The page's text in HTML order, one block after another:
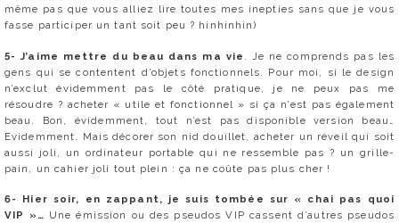
même pas que vous alliez lire toutes mes inepties sans que je vous
fasse participer un tant soit peu ? hinhinhin)
5- J’aime mettre du beau dans ma vie
. Je ne comprends pas les
gens qui se contentent d’objets fonctionnels. Pour moi, si le design
n’exclut évidemment pas le côté pratique, je ne peux pas me
résoudre ? acheter « utile et fonctionnel » si ça n’est pas également
beau. Bon, évidemment, tout n’est pas disponible version beau…
Evidemment. Mais décorer son nid douillet, acheter un réveil qui soit
aussi joli, un ordinateur portable qui ne ressemble pas ? un grille-
pain, un cahier joli tout plein : ça ne coûte pas plus cher !
6- Hier soir, en zappant, je suis tombée sur « chai pas quoi
VIP »… Une émission ou des pseudos VIP cassent d’autres pseudos